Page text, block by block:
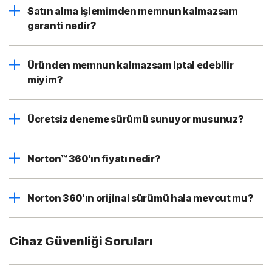
Satın alma işlemimden memnun kalmazsam
garanti nedir?
Üründen memnun kalmazsam iptal edebilir
miyim?
Ücretsiz deneme sürümü sunuyor musunuz?
Norton™ 360'ın fiyatı nedir?
Norton 360'ın orijinal sürümü hala mevcut mu?
Cihaz Güvenliği Soruları